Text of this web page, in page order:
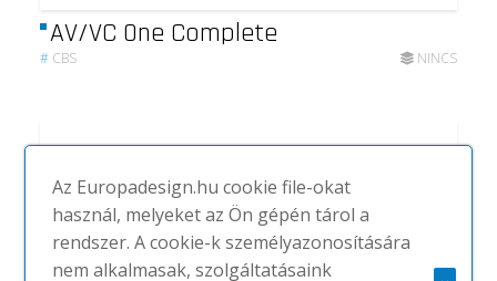
AV/VC One Complete
# CBS NINCS
Az Europadesign.hu cookie file-okat
használ, melyeket az Ön gépén tárol a
rendszer. A cookie-k személyazonosítására
nem alkalmasak, szolgáltatásaink